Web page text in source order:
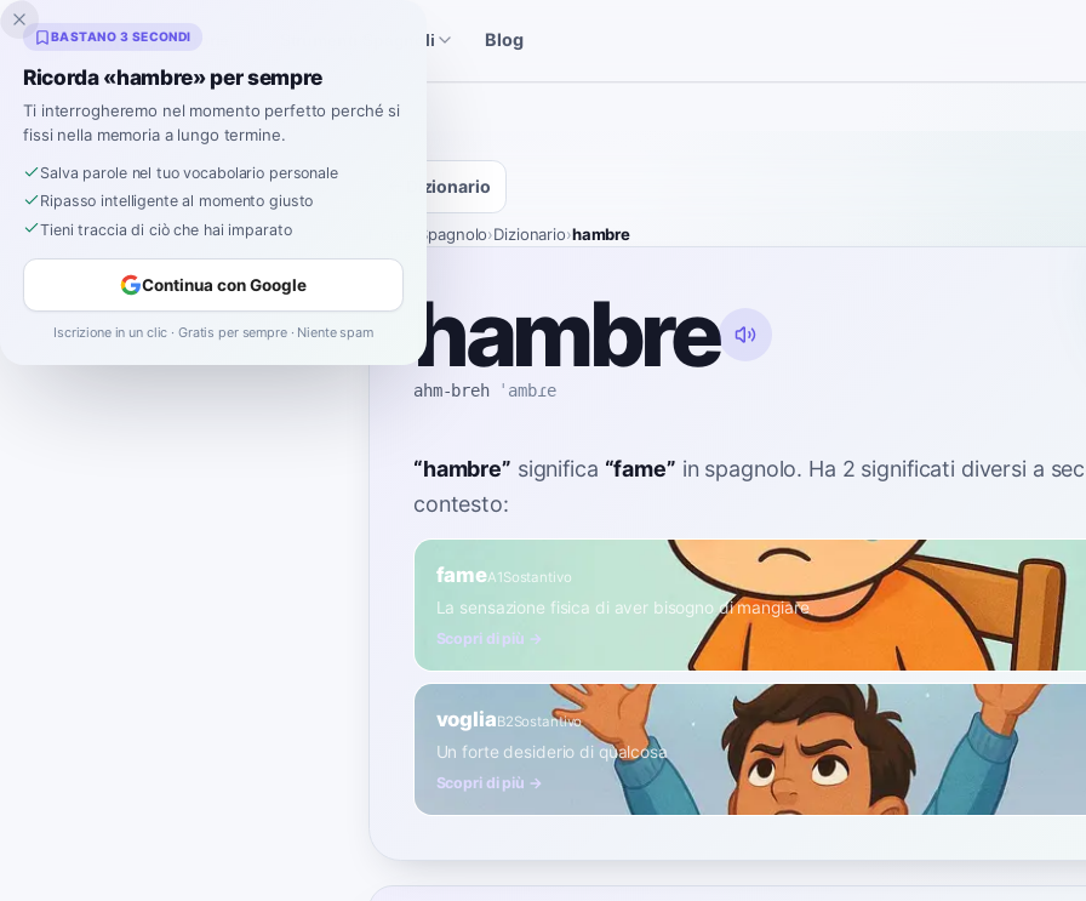
Inklingo Storie Strumenti Spagnoli Blog
Dizionario
Spagnolo›Dizionario›hambre
hambre
ahm-breh ˈambɾe
“hambre” significa “fame” in spagnolo. Ha 2 significati diversi a
contesto:
fameA1Sostantivo
La sensazione fisica di aver bisogno di mangiare
Scopri di più →
vogliaB2Sostantivo
Un forte desiderio di qualcosa
Scopri di più →
BASTANO 3 SECONDI
Ricorda «hambre» per sempre
Ti interrogheremo nel momento perfetto perché si
fissi nella memoria a lungo termine.
Salva parole nel tuo vocabolario personale
Ripasso intelligente al momento giusto
Tieni traccia di ciò che hai imparato
Continua con Google
Iscrizione in un clic · Gratis per sempre · Niente spam